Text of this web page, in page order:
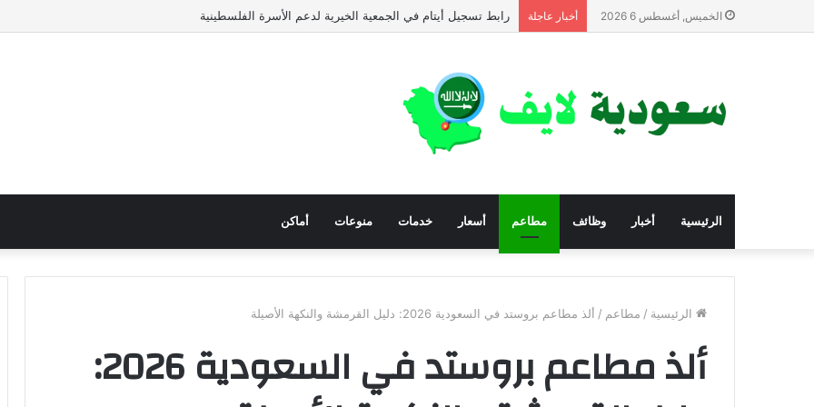
الخميس, أغسطس 6 2026 أخبار عاجلة الاستعلام عن المساعدات الإغاثية الانروا
الرئيسية أخبار وظائف مطاعم أسعار خدمات منوعات أماكن
الرئيسية / مطاعم / ألذ مطاعم بروستد في السعودية 2026: دليل القرمشة والنكهة الأصيلة
ألذ مطاعم بروستد في السعودية 2026: